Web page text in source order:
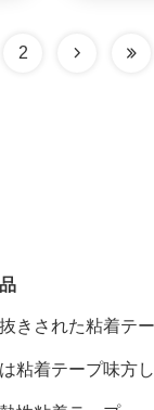
2
きされた粘着テ
粘着テープ味方